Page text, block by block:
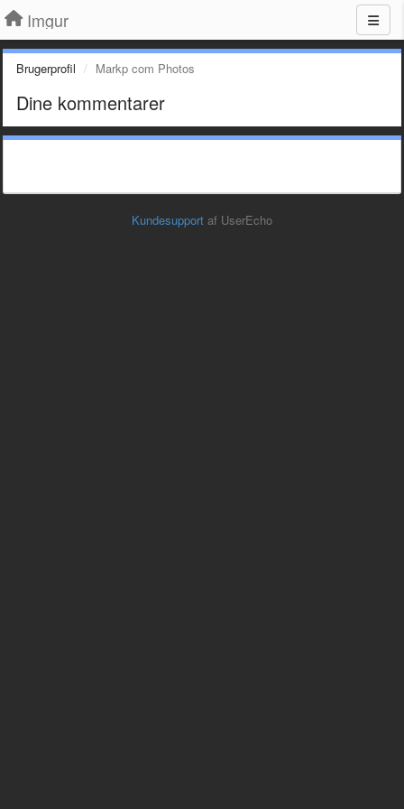
Imgur
Brugerprofil Markp com Photos
Dine kommentarer
Kundesupport af UserEcho